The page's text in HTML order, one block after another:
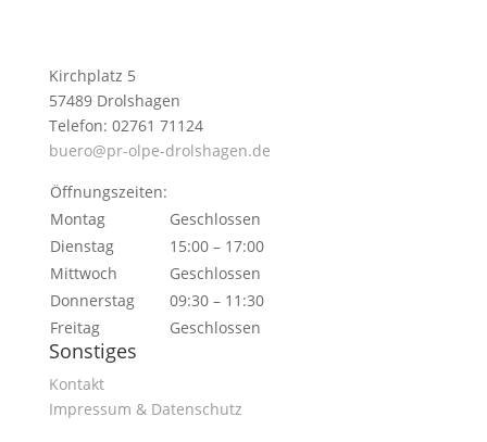
Kirchplatz 5
57489 Drolshagen
Telefon: 02761 71124
buero@pr-olpe-drolshagen.de
Öffnungszeiten:
Montag
Geschlossen
Dienstag
15:00 – 17:00
Mittwoch
Geschlossen
Donnerstag
09:30 – 11:30
Freitag
Geschlossen
Sonstiges
Kontakt
Impressum & Datenschutz